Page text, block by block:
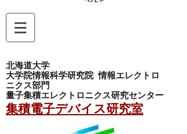
北海道大学
大学院情報科学研究院情報エレクトロ
ニクス部門
量子集積エレクトロニクス研究センター
集積電子デバイス研究室